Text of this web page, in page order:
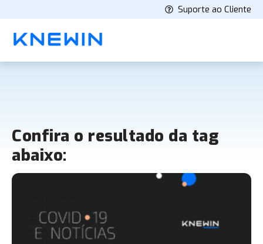
Suporte ao Cliente
Confira o resultado da tag
abaixo: